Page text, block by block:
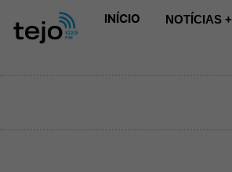
INÍCIO NOTÍCIAS +